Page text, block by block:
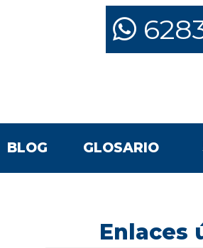
BLOG GLOSARIO
Enlaces